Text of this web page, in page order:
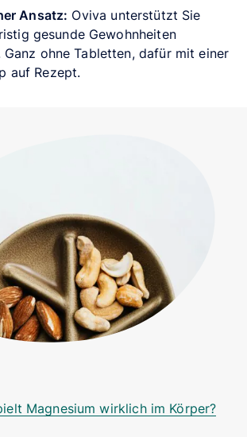
Ansatz: Oviva unterstützt Sie
gesunde Gewohnheiten
Ganz ohne Tabletten, dafür mit einer
auf Rezept.
Magnesium wirklich im Körper?